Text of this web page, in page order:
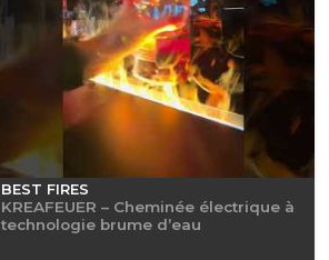
BEST FIRES
KREAFEUER – Cheminée électrique à
technologie brume d’eau